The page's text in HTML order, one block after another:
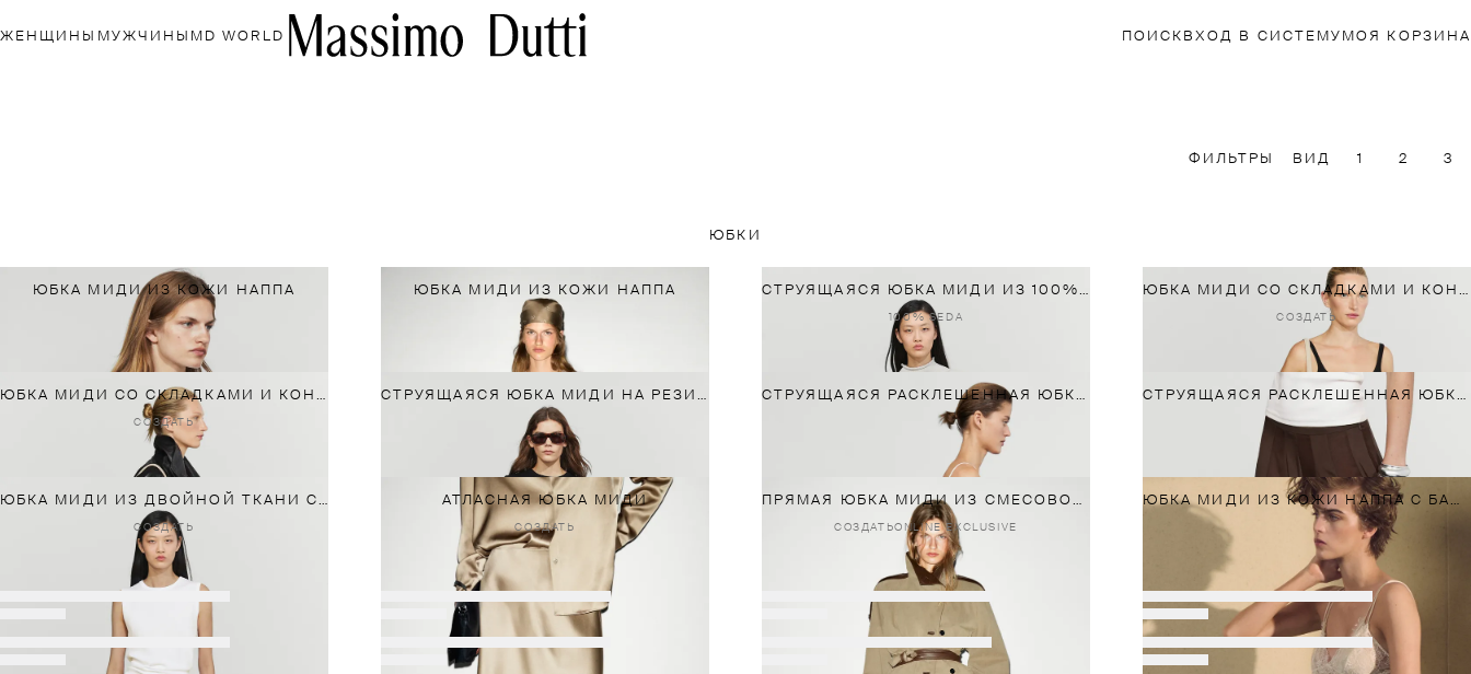
ЖЕНЩИНЫ МУЖЧИНЫ MD WORLD ПОИСК ВХОД В СИСТЕМУ МОЯ КОРЗИНА
ФИЛЬТРЫ ВИД 1 2 3
ЮБКИ
ЮБКА МИДИ ИЗ КОЖИ НАППА ЮБКА МИДИ ИЗ КОЖИ НАППА СТРУЯЩАЯСЯ ЮБКА МИДИ ИЗ 100% ШЕЛКА В СОСТАВЕ КОМПЛЕКТА
100% SEDA
ЮБКА МИДИ СО СКЛАДКАМИ И КОНТРАСТНЫМ ПОЯСОМ
СОЗДАТЬ
ЮБКА МИДИ СО СКЛАДКАМИ И КОНТРАСТНЫМ ПОЯСОМ
СОЗДАТЬ
СТРУЯЩАЯСЯ ЮБКА МИДИ НА РЕЗИНКЕ СТРУЯЩАЯСЯ РАСКЛЕШЕННАЯ ЮБКА МИДИ СТРУЯЩАЯСЯ РАСКЛЕШЕННАЯ ЮБКА МИДИ
ЮБКА МИДИ ИЗ ДВОЙНОЙ ТКАНИ С ДЕКОРАТИВНЫМИ ШВАМИ
СОЗДАТЬ
АТЛАСНАЯ ЮБКА МИДИ
СОЗДАТЬ
ПРЯМАЯ ЮБКА МИДИ ИЗ СМЕСОВОЙ ШЕРСТИ
СОЗДАТЬONLINE EXCLUSIVE
ЮБКА МИДИ ИЗ КОЖИ НАППА С БАНТОМ